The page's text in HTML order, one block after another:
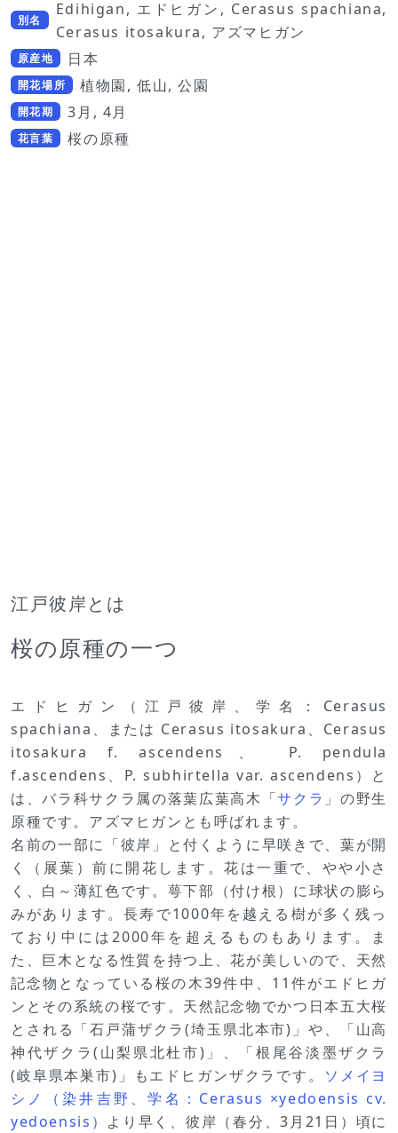
別名
Edihigan, エドヒガン, Cerasus spachiana,
Cerasus itosakura, アズマヒガン
原産地 日本
開花場所 植物園, 低山, 公園
開花期 3月, 4月
花言葉 桜の原種
江戸彼岸とは
桜の原種の一つ
エドヒガン（江戸彼岸、学名：Cerasus
spachiana、または Cerasus itosakura、Cerasus
itosakura f. ascendens、 P. pendula
f.ascendens、P. subhirtella var. ascendens）と
は、バラ科サクラ属の落葉広葉高木「サクラ 」の野生
原種です。アズマヒガンとも呼ばれます。
名前の一部に「彼岸」と付くように早咲きで、葉が開
く（展葉）前に開花します。花は一重で、やや小さ
く、白～薄紅色です。萼下部（付け根）に球状の膨ら
みがあります。長寿で1000年を越える樹が多く残っ
ており中には2000年を超えるものもあります。ま
た、巨木となる性質を持つ上、花が美しいので、天然
記念物となっている桜の木39件中、11件がエドヒガ
ンとその系統の桜です。天然記念物でかつ日本五大桜
とされる「石戸蒲ザクラ(埼玉県北本市)」や、「山高
神代ザクラ(山梨県北杜市)」、「根尾谷淡墨ザクラ
(岐阜県本巣市)」もエドヒガンザクラです。 ソメイヨ
シノ（染井吉野、学名：Cerasus ×yedoensis cv.
yedoensis） より早く、彼岸（春分、3月21日）頃に